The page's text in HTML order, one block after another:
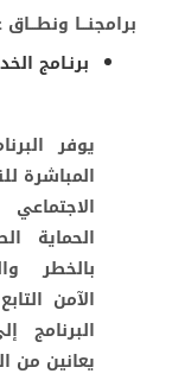
برامجنـــا ونطـــاق
برنـامج
يوفر
المباشرة
الحماية
بالخطر
الآمن
البرنامج
يعانين من